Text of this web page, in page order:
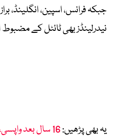
جبکہ فرانس، اسپین، انگلینڈ،
نیدرلینڈز بھی ٹائٹل کے
یہ بھی پڑھیں: